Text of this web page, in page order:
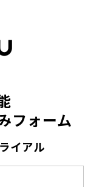
フォーム
イアル